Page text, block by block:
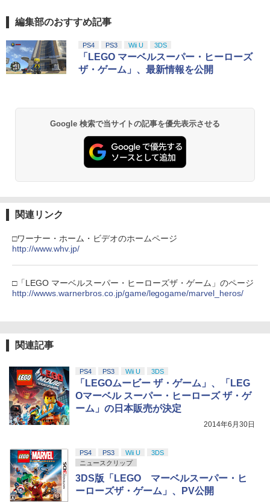
編集部のおすすめ記事
PS4 PS3 Wii U 3DS
「LEGO マーベルスーパー・ヒーローズ
ザ・ゲーム」、最新情報を公開
Google 検索で当サイトの記事を優先表示させる
関連リンク
□ワーナー・ホーム・ビデオのホームページ
http://www.whv.jp/
□「LEGO マーベルスーパー・ヒーローズザ・ゲーム」のページ
http://wwws.warnerbros.co.jp/game/legogame/marvel_heros/
関連記事
PS4 PS3 Wii U 3DS
「LEGOムービー ザ・ゲーム」、「LEG
Oマーベル スーパー・ヒーローズ ザ・ゲ
ーム」の日本販売が決定
2014年6月30日
PS4 PS3 Wii U
3DS
ニュースクリップ
3DS版「LEGO マーベルスーパー・ヒ
ーローズザ・ゲーム」、PV公開